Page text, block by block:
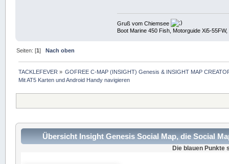
Gruß vom Chiemsee
Boot Marine 450 Fish, Motorguide Xi5-
Seiten: [1]Nach oben
TACKLEFEVER » GOFREE C-MAP (INSIGHT) Genesis & INSIGHT MAP
Mit AT5 Karten und Android Handy navigieren
Übersicht Insight Genesis Social Map, die Social
Die blauen Punkte